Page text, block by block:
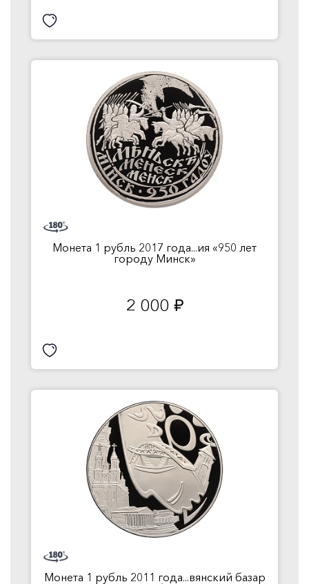
Монета 1 рубль 2017 года...ия «950 лет
городу Минск»
2 000 руб.
Монета 1 рубль 2011 года...вянский базар